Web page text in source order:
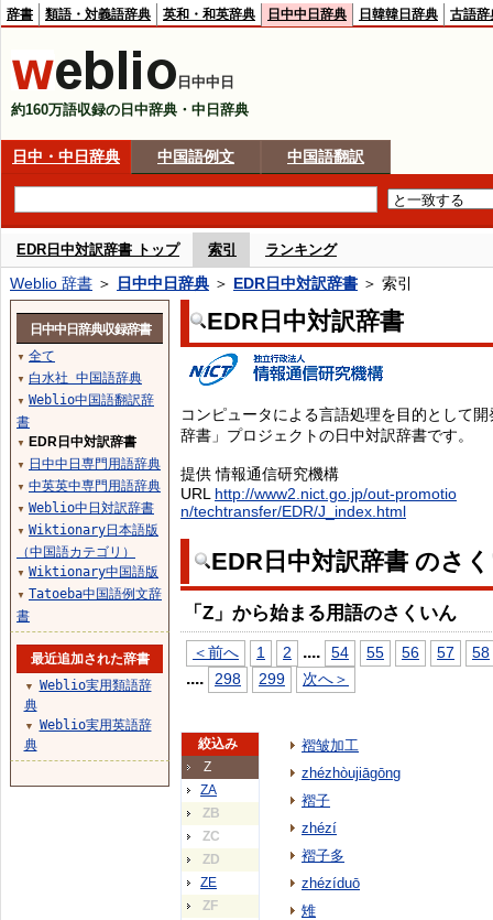
辞書 類語・対義語辞典 英和・和英辞典 日中中日辞典 日韓韓日辞典 古語辞
日中中日
約160万語収録の日中辞典・中日辞典
日中・中日辞典 中国語例文 中国語翻訳
EDR日中対訳辞書 トップ 索引 ランキング
Weblio 辞書 ＞ 日中中日辞典 ＞ EDR日中対訳辞書 ＞ 索引
EDR日中対訳辞書
コンピュータによる言語処理を目的として
辞書」プロジェクトの日中対訳辞書です。
提供 情報通信研究機構
URL http://www2.nict.go.jp/out-promotio
n/techtransfer/EDR/J_index.html
EDR日中対訳辞書 のさ
「Z」から始まる用語のさくいん
＜前へ 1 2 .... 54 55 56 57 58
.... 298 299 次へ＞
絞込み
Z
ZA
ZB
ZC
ZD
ZE
ZF
褶皱加工
zhézhòujiāgōng
褶子
zhézí
褶子多
zhézíduō
雉
日中中日辞典収録辞書
▼ 全て
▼ 白水社 中国語辞典
▼ Weblio中国語翻訳辞
書
▼ EDR日中対訳辞書
▼ 日中中日専門用語辞典
▼ 中英英中専門用語辞典
▼ Weblio中日対訳辞書
▼ Wiktionary日本語版
（中国語カテゴリ）
▼ Wiktionary中国語版
▼ Tatoeba中国語例文辞
書
最近追加された辞書
▼
Weblio実用類語辞
典
▼
Weblio実用英語辞
典